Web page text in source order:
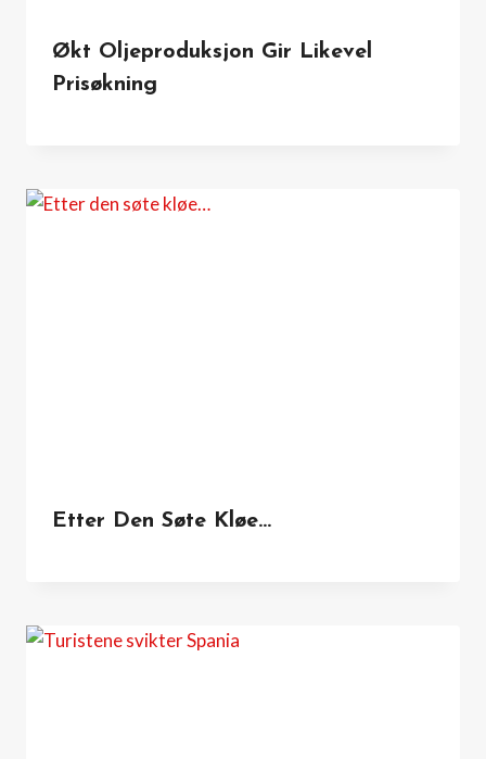
Økt Oljeproduksjon Gir Likevel
Prisøkning
Etter Den Søte Kløe…